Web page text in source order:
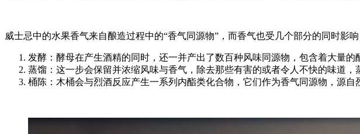
威士忌中的水果香气来自酿造过程中的“香气同源物”，而香气也受几个部分的同时影响
发酵：酵母在产生酒精的同时，还一并产出了数百种风味同源物，包含着大量
蒸馏：这一步会保留并浓缩风味与香气，除去那些有害的或者令人不快的味道
桶陈：木桶会与烈酒反应产生一系列内酯类化合物，它们作为香气同源物，源